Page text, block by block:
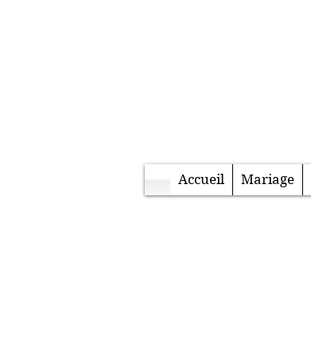
Accueil Mariage